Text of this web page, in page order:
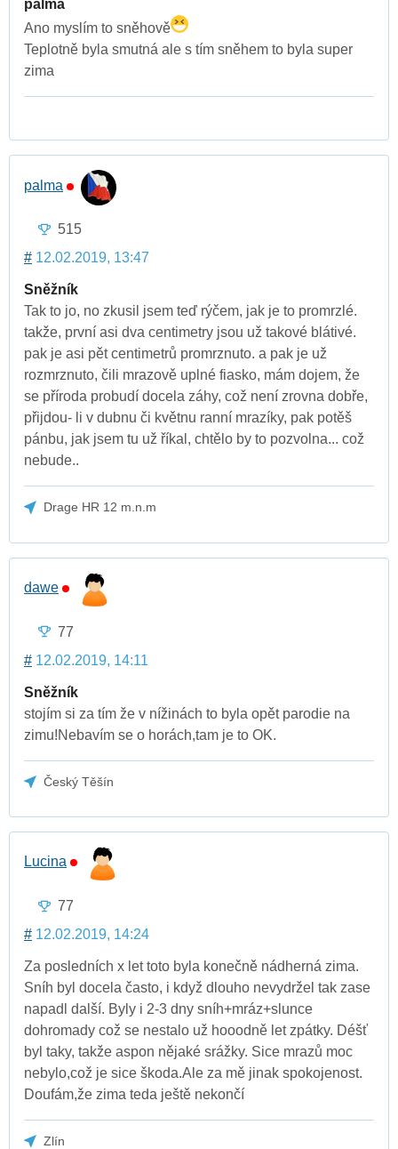
palma
Ano myslím to sněhově
Teplotně byla smutná ale s tím sněhem to byla super
zima
palma
515
# 12.02.2019, 13:47
Sněžník
Tak to jo, no zkusil jsem teď rýčem, jak je to promrzlé.
takže, první asi dva centimetry jsou už takové blátivé.
pak je asi pět centimetrů promrznuto. a pak je už
rozmrznuto, čili mrazově uplné fiasko, mám dojem, že
se příroda probudí docela záhy, což není zrovna dobře,
přijdou- li v dubnu či květnu ranní mrazíky, pak potěš
pánbu, jak jsem tu už říkal, chtělo by to pozvolna... což
nebude..
Drage HR 12 m.n.m
dawe
77
# 12.02.2019, 14:11
Sněžník
stojím si za tím že v nížinách to byla opět parodie na
zimu!Nebavím se o horách,tam je to OK.
Český Těšín
Lucina
77
# 12.02.2019, 14:24
Za posledních x let toto byla konečně nádherná zima.
Sníh byl docela často, i když dlouho nevydržel tak zase
napadl další. Byly i 2-3 dny sníh+mráz+slunce
dohromady což se nestalo už hooodně let zpátky. Déšť
byl taky, takže aspon nějaké srážky. Sice mrazů moc
nebylo,což je sice škoda.Ale za mě jinak spokojenost.
Doufám,že zima teda ještě nekončí
Zlín